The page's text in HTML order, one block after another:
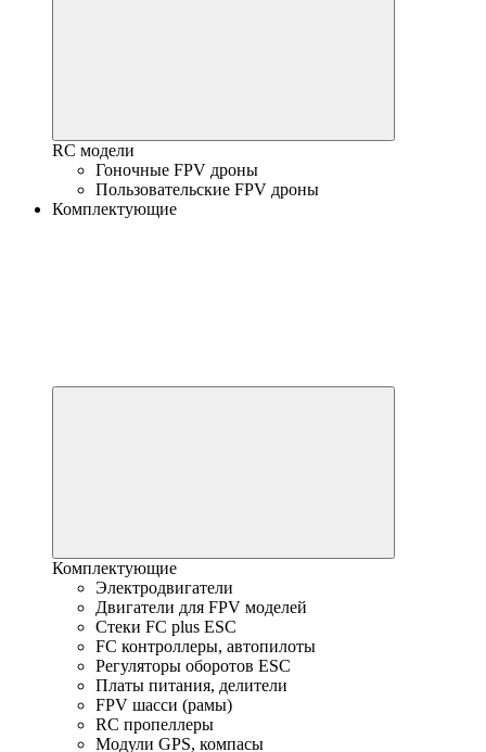
RC модели
Гоночные FPV дроны
Пользовательские FPV дроны
Комплектующие
Комплектующие
Электродвигатели
Двигатели для FPV моделей
Стеки FC plus ESC
FC контроллеры, автопилоты
Регуляторы оборотов ESC
Платы питания, делители
FPV шасси (рамы)
RC пропеллеры
Модули GPS, компасы